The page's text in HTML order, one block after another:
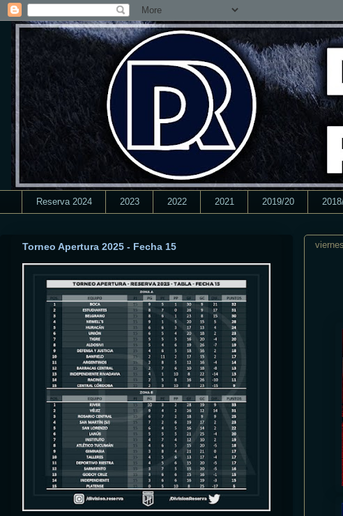
Reserva 2024 2023 2022 2021 2019/20
Torneo Apertura 2025 - Fecha 15